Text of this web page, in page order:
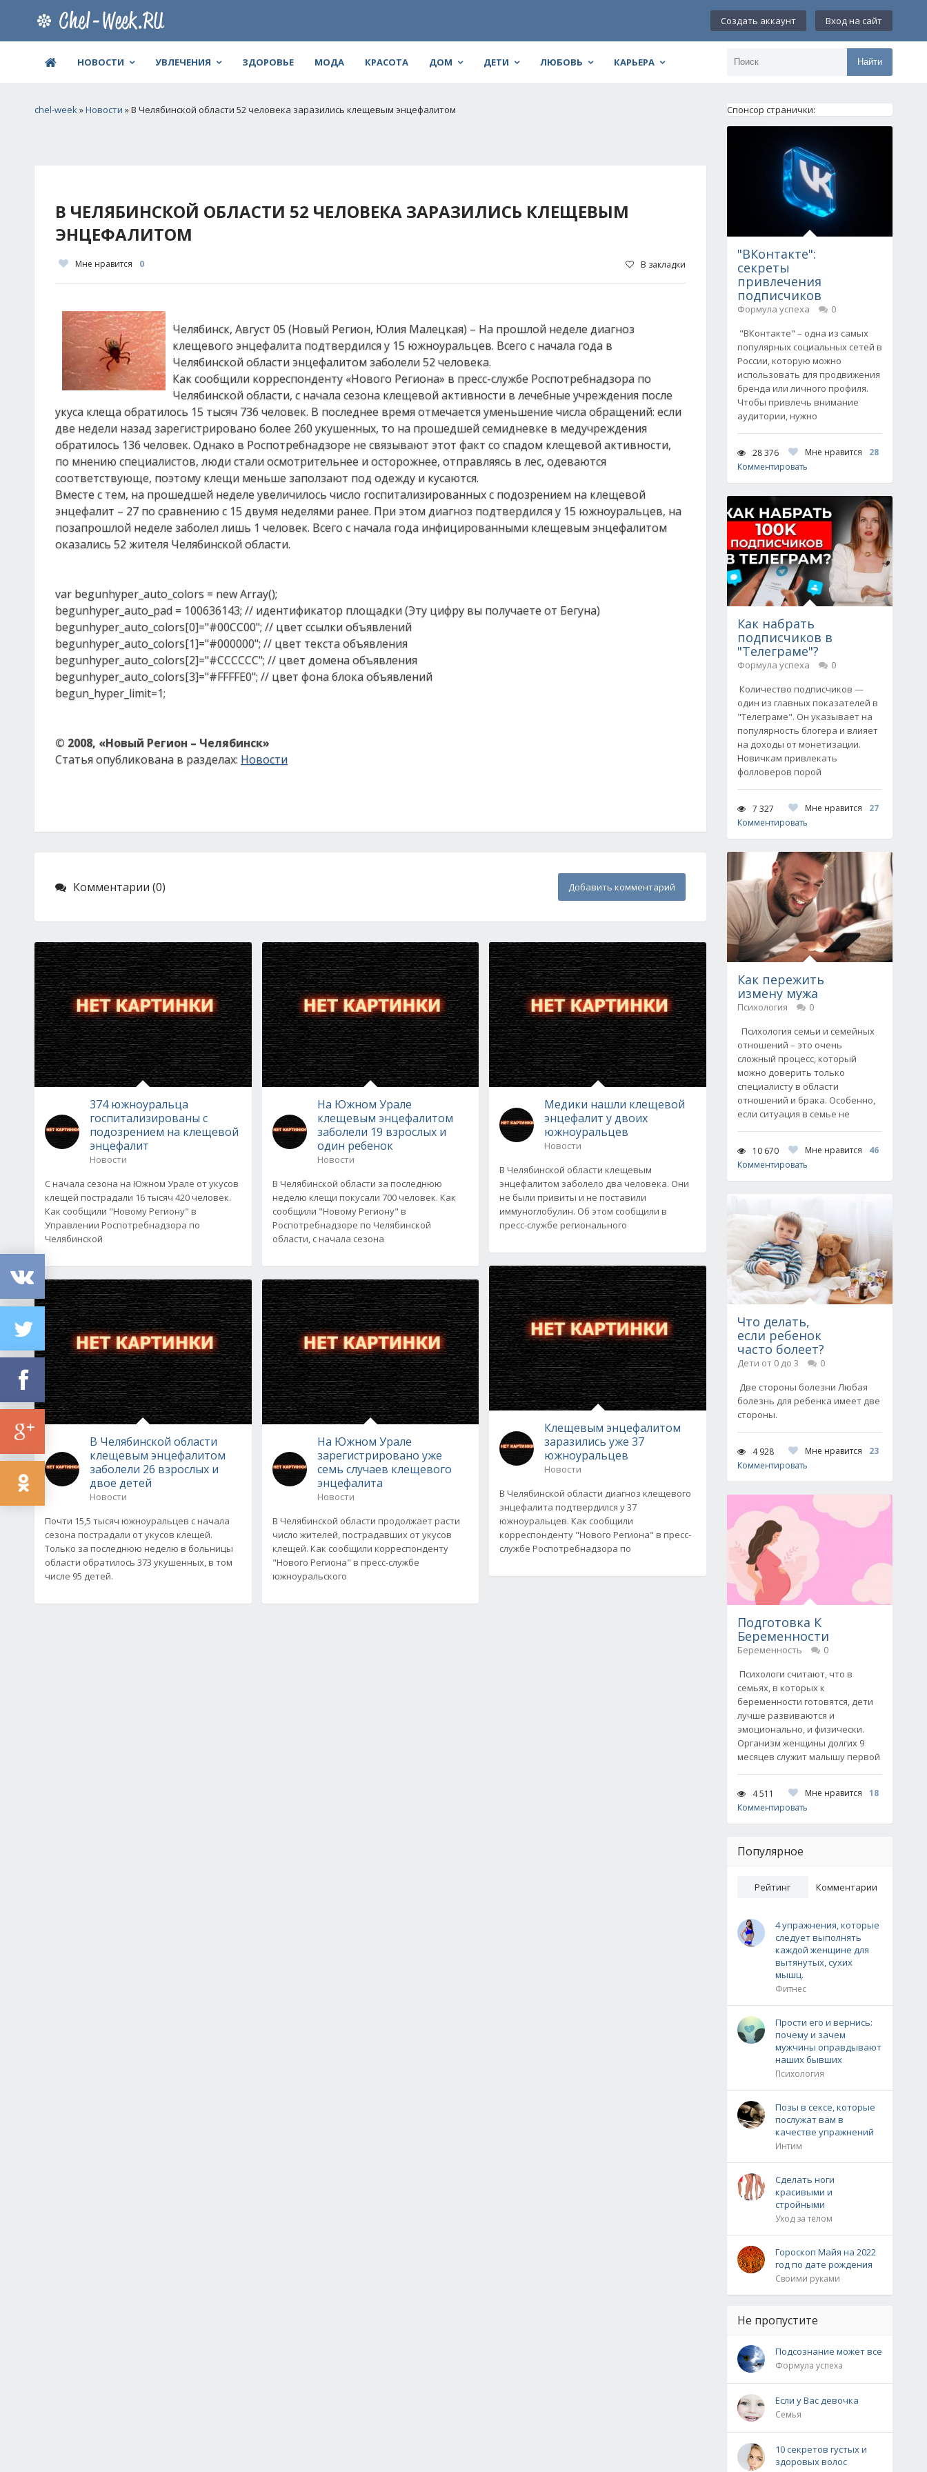
Создать аккаунт Вход на сайт
НОВОСТИ УВЛЕЧЕНИЯ ЗДОРОВЬЕ МОДА КРАСОТА ДОМ ДЕТИ ЛЮБОВЬ КАРЬЕРА Найти
chel-week»Новости » В Челябинской области 52 человека заразились клещевым энцефалитом
В ЧЕЛЯБИНСКОЙ ОБЛАСТИ 52 ЧЕЛОВЕКА ЗАРАЗИЛИСЬ КЛЕЩЕВЫМ
ЭНЦЕФАЛИТОМ
Мне нравится 0 В закладки
Челябинск, Август 05 (Новый Регион, Юлия Малецкая) – На прошлой неделе диагноз
клещевого энцефалита подтвердился у 15 южноуральцев. Всего с начала года в
Челябинской области энцефалитом заболели 52 человека.
Как сообщили корреспонденту «Нового Региона» в пресс-службе Роспотребнадзора по
Челябинской области, с начала сезона клещевой активности в лечебные учреждения после
укуса клеща обратилось 15 тысяч 736 человек. В последнее время отмечается уменьшение числа обращений: если
две недели назад зарегистрировано более 260 укушенных, то на прошедшей семидневке в медучреждения
обратилось 136 человек. Однако в Роспотребнадзоре не связывают этот факт со спадом клещевой активности,
по мнению специалистов, люди стали осмотрительнее и осторожнее, отправляясь в лес, одеваются
соответствующе, поэтому клещи меньше заползают под одежду и кусаются.
Вместе с тем, на прошедшей неделе увеличилось число госпитализированных с подозрением на клещевой
энцефалит – 27 по сравнению с 15 двумя неделями ранее. При этом диагноз подтвердился у 15 южноуральцев, на
позапрошлой неделе заболел лишь 1 человек. Всего с начала года инфицированными клещевым энцефалитом
оказались 52 жителя Челябинской области.
var begunhyper_auto_colors = new Array();
begunhyper_auto_pad = 100636143; // идентификатор площадки (Эту цифру вы получаете от Бегуна)
begunhyper_auto_colors[0]="#00CC00"; // цвет ссылки объявлений
begunhyper_auto_colors[1]="#000000"; // цвет текста объявления
begunhyper_auto_colors[2]="#CCCCCC"; // цвет домена объявления
begunhyper_auto_colors[3]="#FFFFE0"; // цвет фона блока объявлений
begun_hyper_limit=1;
© 2008, «Новый Регион – Челябинск»
Статья опубликована в разделах: Новости
Комментарии (0) Добавить комментарий
374 южноуральца
госпитализированы с
подозрением на клещевой
энцефалит
Новости
С начала сезона на Южном Урале от укусов
клещей пострадали 16 тысяч 420 человек.
Как сообщили "Новому Региону" в
Управлении Роспотребнадзора по
Челябинской
В Челябинской области
клещевым энцефалитом
заболели 26 взрослых и
двое детей
Новости
Почти 15,5 тысяч южноуральцев с начала
сезона пострадали от укусов клещей.
Только за последнюю неделю в больницы
области обратилось 373 укушенных, в том
числе 95 детей.
На Южном Урале
клещевым энцефалитом
заболели 19 взрослых и
один ребенок
Новости
В Челябинской области за последнюю
неделю клещи покусали 700 человек. Как
сообщили "Новому Региону" в
Роспотребнадзоре по Челябинской
области, с начала сезона
На Южном Урале
зарегистрировано уже
семь случаев клещевого
энцефалита
Новости
В Челябинской области продолжает расти
число жителей, пострадавших от укусов
клещей. Как сообщили корреспонденту
"Нового Региона" в пресс-службе
южноуральского
Медики нашли клещевой
энцефалит у двоих
южноуральцев
Новости
В Челябинской области клещевым
энцефалитом заболело два человека. Они
не были привиты и не поставили
иммуноглобулин. Об этом сообщили в
пресс-службе регионального
Клещевым энцефалитом
заразились уже 37
южноуральцев
Новости
В Челябинской области диагноз клещевого
энцефалита подтвердился у 37
южноуральцев. Как сообщили
корреспонденту "Нового Региона" в пресс-
службе Роспотребнадзора по
Спонсор странички:
"ВКонтакте":
секреты
привлечения
подписчиков
Формула успеха
0
"ВКонтакте" – одна из самых
популярных социальных сетей в
России, которую можно
использовать для продвижения
бренда или личного профиля.
Чтобы привлечь внимание
аудитории, нужно
28 376 Мне нравится
28
Комментировать
Как набрать
подписчиков в
"Телеграме"?
Формула успеха
0
Количество подписчиков —
один из главных показателей в
"Телеграме". Он указывает на
популярность блогера и влияет
на доходы от монетизации.
Новичкам привлекать
фолловеров порой
7 327 Мне нравится
27
Комментировать
Как пережить
измену мужа
Психология
0
Психология семьи и семейных
отношений – это очень
сложный процесс, который
можно доверить только
специалисту в области
отношений и брака. Особенно,
если ситуация в семье не
10 670 Мне нравится
46
Комментировать
Что делать,
если ребенок
часто болеет?
Дети от 0 до 3
0
Две стороны болезни Любая
болезнь для ребенка имеет две
стороны.
4 928 Мне нравится
23
Комментировать
Подготовка К
Беременности
Беременность
0
Психологи считают, что в
семьях, в которых к
беременности готовятся, дети
лучше развиваются и
эмоционально, и физически.
Организм женщины долгих 9
месяцев служит малышу первой
4 511 Мне нравится
18
Комментировать
Популярное
Рейтинг Комментарии
4 упражнения, которые
следует выполнять
каждой женщине для
вытянутых, сухих
мышц.
Фитнес
Прости его и вернись:
почему и зачем
мужчины оправдывают
наших бывших
Психология
Позы в сексе, которые
послужат вам в
качестве упражнений
Интим
Сделать ноги
красивыми и
стройными
Уход за телом
Гороскоп Майя на 2022
год по дате рождения
Своими руками
Не пропустите
Подсознание может все
Формула успеха
Если у Вас девочка
Семья
10 секретов густых и
здоровых волос